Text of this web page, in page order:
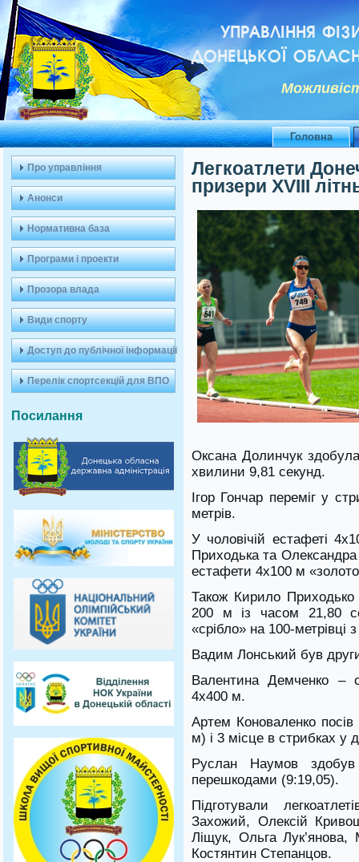
УПРАВЛІННЯ
ДОНЕЦЬКОЇ
Головна
Про управління
Анонси
Нормативна база
Програми і проекти
Прозора влада
Види спорту
Доступ до публічної інформації
Перелік спортсекцій для ВПО
Посилання
Легкоатлети
призери XVIII
Оксана Долинчук
хвилини 9,81 секунд.
Ігор Гончар переміг у
метрів.
У чоловічій естафеті
Приходька та
естафети 4х100 м
Також Кирило
200 м із часом 21,80
«срібло» на 100-метрівці
Вадим Лонський був
Валентина Демченко –
4х400 м.
Артем Коноваленко
м) і 3 місце в стрибках у
Руслан Наумов
перешкодами (9:19,05).
Підготували
Захожий, Олексій
Ліщук, Ольга
Костянтин Степанцов.